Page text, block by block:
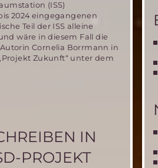
(ISS)
2024 eingegangenen
Teil der ISS alleine
wäre in diesem Fall die
Cornelia Borrmann in
Zukunft“ unter dem
IN
PROJEKT